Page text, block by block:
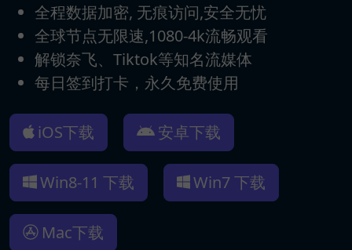
全程数据加密, 无痕访问,安全无忧
全球节点无限速,1080-4k流畅观看
解锁奈飞、Tiktok等知名流媒体
每日签到打卡，永久免费使用
iOS下载 安卓下载
Win8-11 下载 Win7 下载
Mac下载